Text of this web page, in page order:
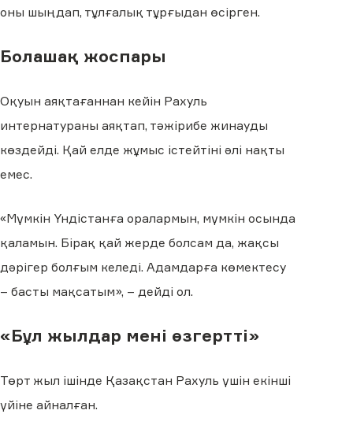
оны шыңдап, тұлғалық тұрғыдан өсірген.
Болашақ жоспары
Оқуын аяқтағаннан кейін Рахуль
интернатураны аяқтап, тәжірибе жинауды
көздейді. Қай елде жұмыс істейтіні әлі нақты
емес.
«Мүмкін Үндістанға оралармын, мүмкін осында
қаламын. Бірақ қай жерде болсам да, жақсы
дәрігер болғым келеді. Адамдарға көмектесу
– басты мақсатым», – дейді ол.
«Бұл жылдар мені өзгертті»
Төрт жыл ішінде Қазақстан Рахуль үшін екінші
үйіне айналған.